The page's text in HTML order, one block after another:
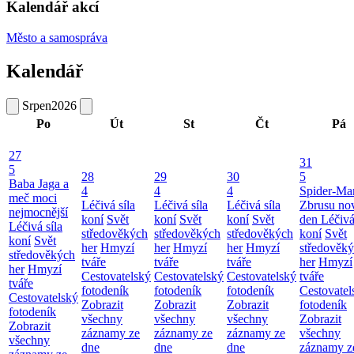
Kalendář akcí
Město a samospráva
Kalendář
Srpen2026
Po
Út St Čt Pá
27
5
Baba Jaga a
meč moci
nejmocnější
Léčivá síla
koní Svět
středověkých
her Hmyzí
tváře
Cestovatelský
fotodeník
Zobrazit
všechny
28
4
Léčivá síla
koní Svět
středověkých
her Hmyzí
tváře
Cestovatelský
fotodeník
Zobrazit
všechny
záznamy ze
dne
29
4
Léčivá síla
koní Svět
středověkých
her Hmyzí
tváře
Cestovatelský
fotodeník
Zobrazit
všechny
záznamy ze
dne
30
4
Léčivá síla
koní Svět
středověkých
her Hmyzí
tváře
Cestovatelský
fotodeník
Zobrazit
všechny
záznamy ze
dne
31
5
Spider-
Zbrusu
den
koní Svět
her Hmyzí
tváře
fotodeník
Zobrazit
všechny
záznamy